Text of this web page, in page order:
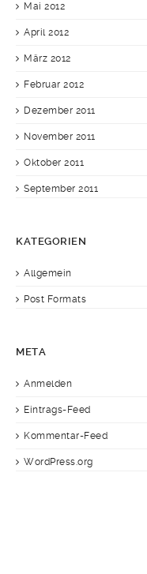
Mai 2012
April 2012
März 2012
Februar 2012
Dezember 2011
November 2011
Oktober 2011
September 2011
KATEGORIEN
Allgemein
Post Formats
META
Anmelden
Eintrags-Feed
Kommentar-Feed
WordPress.org